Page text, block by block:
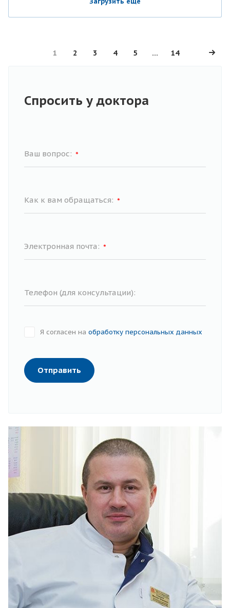
1 2 3 4 5 ... 14
Спросить у доктора
Ваш вопрос: *
Как к вам обращаться: *
Электронная почта: *
Телефон (для консультации):
Я согласен на обработку персональных данных
Отправить